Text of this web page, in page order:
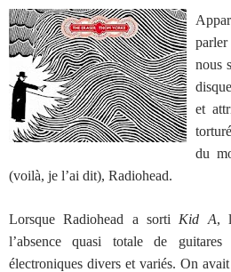
nous
et
du
(voilà, je l’ai dit), Radiohead.
Lorsque Radiohead a sorti Kid A,
l’absence quasi totale de
électroniques divers et variés. On